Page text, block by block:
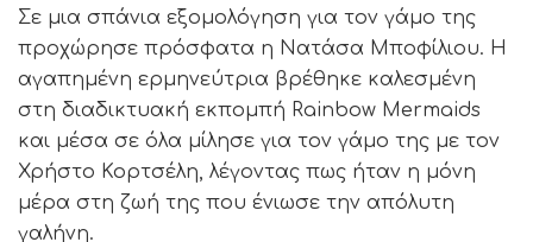
Σε μια σπάνια εξομολόγηση για τον γάμο της
προχώρησε πρόσφατα η Νατάσα Μποφίλιου. Η
αγαπημένη ερμηνεύτρια βρέθηκε καλεσμένη
στη διαδικτυακή εκπομπή Rainbow Mermaids
και μέσα σε όλα μίλησε για τον γάμο της με τον
Χρήστο Κορτσέλη, λέγοντας πως ήταν η μόνη
μέρα στη ζωή της που ένιωσε την απόλυτη
γαλήνη.